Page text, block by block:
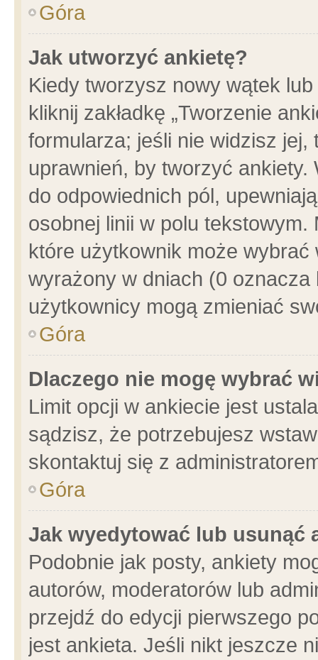
Góra
Jak utworzyć ankietę?
Kiedy tworzysz nowy wątek
kliknij zakładkę „Tworzenie
formularza; jeśli nie widzisz
uprawnień, by tworzyć ankiety.
do odpowiednich pól,
osobnej linii w polu
które użytkownik może
wyrażony w dniach (0
użytkownicy mogą zmieniać
Góra
Dlaczego nie mogę wybrać
Limit opcji w ankiecie jest
sądzisz, że potrzebujesz
skontaktuj się z
Góra
Jak wyedytować lub usunąć
Podobnie jak posty, ankiety
autorów, moderatorów lub
przejdź do edycji pierwszego
jest ankieta. Jeśli nikt jeszcze